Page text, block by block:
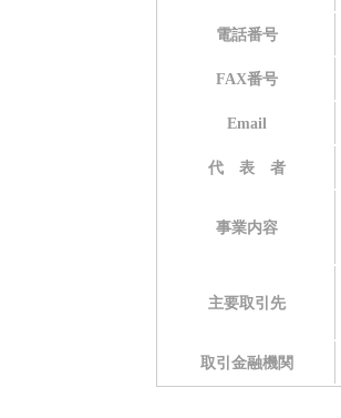
電話番号
FAX番号
Email
代 表 者
事業内容
主要取引先
取引金融機関